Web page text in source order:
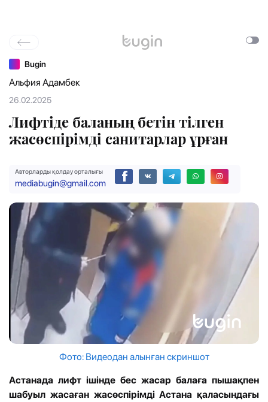
Bugin
Альфия Адамбек
26.02.2025
Лифтіде баланың бетін тілген
жасөспірімді санитарлар ұрған
Авторларды қолдау орталығы
mediabugin@gmail.com
Фото: Видеодан алынған скриншот
Астанада лифт ішінде бес жасар балаға пышақпен
шабуыл жасаған жасөспірімді Астана қаласындағы